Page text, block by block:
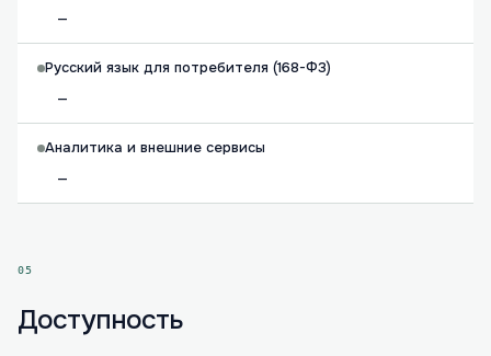
—
Русский язык для потребителя (168-ФЗ)
—
Аналитика и внешние сервисы
—
05
Доступность